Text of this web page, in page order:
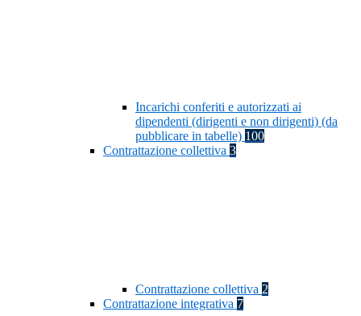
Incarichi conferiti e autorizzati ai
dipendenti (dirigenti e non dirigenti) (da
pubblicare in tabelle) 100
Contrattazione collettiva 3
Contrattazione collettiva 2
Contrattazione integrativa 7